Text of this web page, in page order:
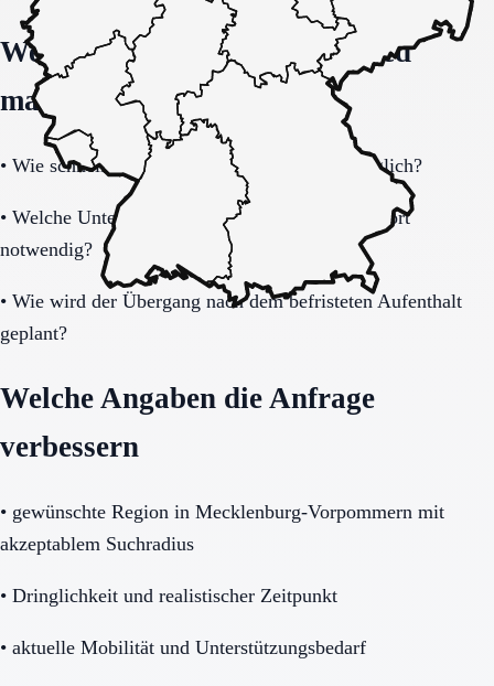
Welche Fragen den Unterschied
machen
• Wie schnell ist eine Aufnahme realistisch möglich?
• Welche Unterlagen und Informationen sind sofort
notwendig?
• Wie wird der Übergang nach dem befristeten Aufenthalt
geplant?
Welche Angaben die Anfrage
verbessern
• gewünschte Region in Mecklenburg-Vorpommern mit
akzeptablem Suchradius
• Dringlichkeit und realistischer Zeitpunkt
• aktuelle Mobilität und Unterstützungsbedarf